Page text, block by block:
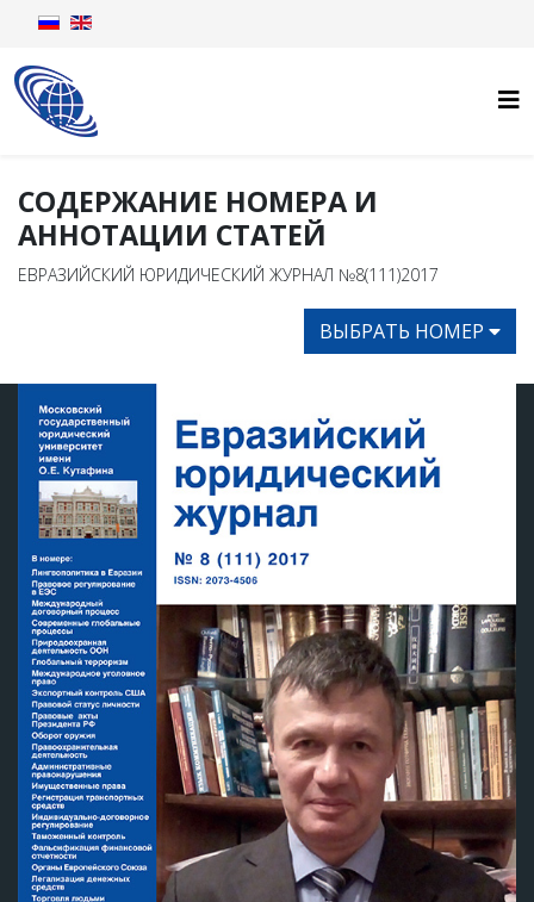
СОДЕРЖАНИЕ НОМЕРА И
АННОТАЦИИ СТАТЕЙ
ЕВРАЗИЙСКИЙ ЮРИДИЧЕСКИЙ ЖУРНАЛ №8(111)2017
ВЫБРАТЬ НОМЕР